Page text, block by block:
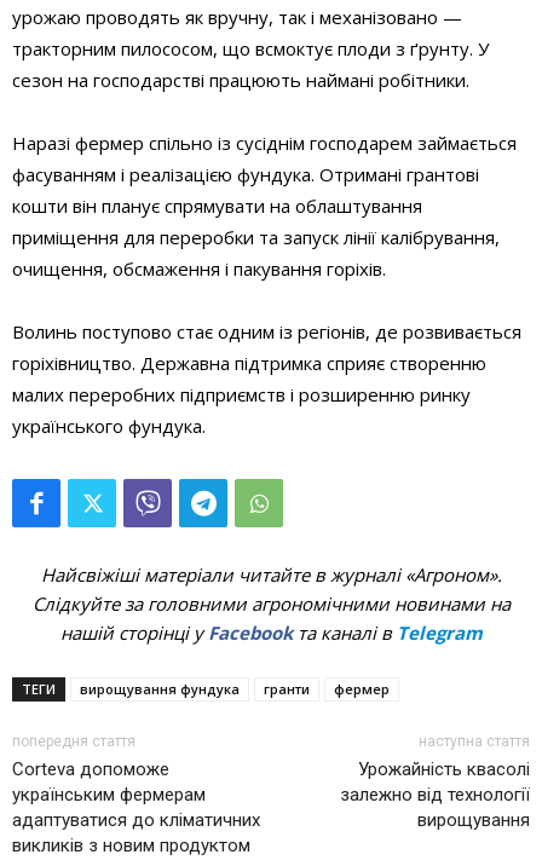
урожаю проводять як вручну, так і механізовано —
тракторним пилососом, що всмоктує плоди з ґрунту. У
сезон на господарстві працюють наймані робітники.
Наразі фермер спільно із сусіднім господарем займається
фасуванням і реалізацією фундука. Отримані грантові
кошти він планує спрямувати на облаштування
приміщення для переробки та запуск лінії калібрування,
очищення, обсмаження і пакування горіхів.
Волинь поступово стає одним із регіонів, де розвивається
горіхівництво. Державна підтримка сприяє створенню
малих переробних підприємств і розширенню ринку
українського фундука.
Найсвіжіші матеріали читайте в журналі «Агроном».
Слідкуйте за головними агрономічними новинами на
нашій сторінці уFacebookта каналі в Telegram
ТЕГИ вирощування фундука гранти фермер
попередня стаття
Corteva допоможе
українським фермерам
адаптуватися до кліматичних
викликів з новим продуктом
наступна стаття
Урожайність квасолі
залежно від технології
вирощування